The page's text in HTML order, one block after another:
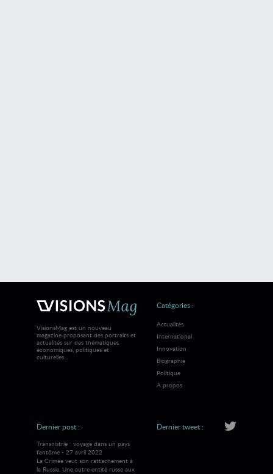
VisionsMag est un nouveau
magazine proposant des portraits et
actualités sur des thématiques
économiques, politiques et
culturelles...
Catégories :
Actualités
International
Innovation
Biographie
Politique
A propos
Dernier post :
Transnistrie : voyage dans un pays
fantôme - 27 avril 2022
La Crimée veut son rattachement à
la Russie. Une autre entité russe aux
Dernier tweet :